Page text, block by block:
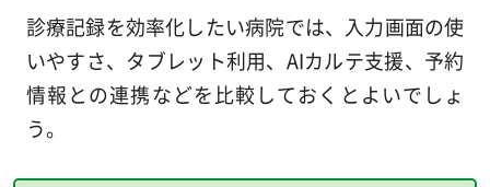
診療記録を効率化したい病院では、入力画面の使
いやすさ、タブレット利用、AIカルテ支援、予約
情報との連携などを比較しておくとよいでしょ
う。